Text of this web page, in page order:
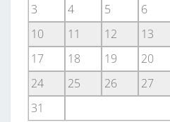
3
4 5 6
10
11 12 13
17
18 19 20
24
25 26 27
31